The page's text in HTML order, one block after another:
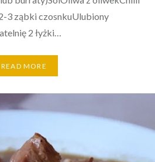
3 ząbki czosnkuUlubiony
2 łyżki…
READ MORE